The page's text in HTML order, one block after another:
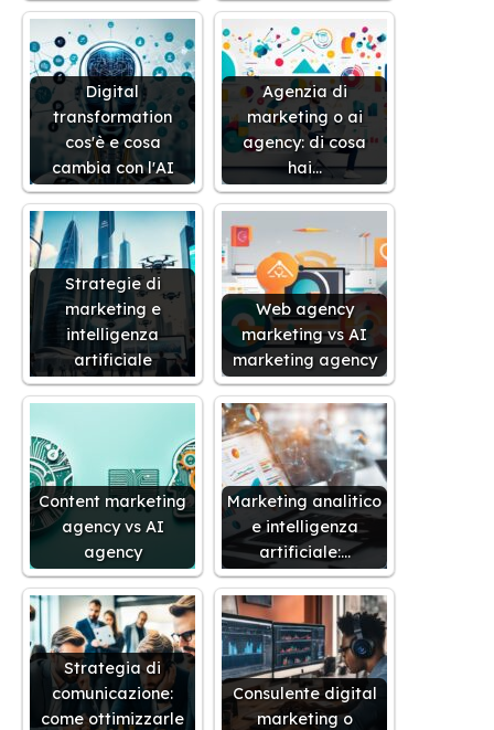
Digital
transformation
cos'è e cosa
cambia con l'AI
Agenzia di
marketing o ai
agency: di cosa
hai…
Strategie di
marketing e
intelligenza
artificiale
Web agency
marketing vs AI
marketing agency
Content marketing
agency vs AI
agency
Marketing analitico
e intelligenza
artificiale:…
Strategia di
comunicazione:
come ottimizzarle
Consulente digital
marketing o